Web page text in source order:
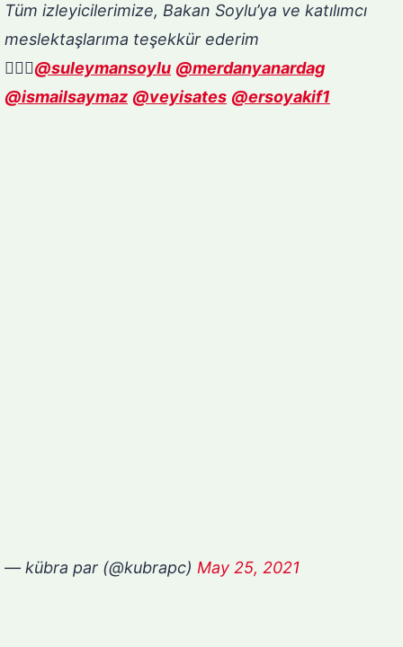
Tüm izleyicilerimize, Bakan Soylu’ya ve katılımcı
meslektaşlarıma teşekkür ederim
🙋🏻‍♀️@suleymansoylu @merdanyanardag
@ismailsaymaz @veyisates @ersoyakif1
— kübra par (@kubrapc) May 25, 2021